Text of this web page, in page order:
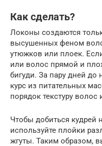
Как сделать?
Локоны создаются
высушенных феном
утюжков или плоек.
или волос прямой и
бигуди. За пару дней до
курс из питательных
порядок текстуру волос
Чтобы добиться
используйте плойки
жгуты. Таким образом,